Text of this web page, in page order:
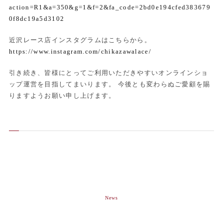
action=R1&a=350&g=1&f=2&fa_code=2bd0e194cfed383679
0f8dc19a5d3102
近沢レース店インスタグラムはこちらから。
https://www.instagram.com/chikazawalace/
引き続き、皆様にとってご利用いただきやすいオンラインショ
ップ運営を目指してまいります。 今後とも変わらぬご愛顧を賜
りますようお願い申し上げます。
News